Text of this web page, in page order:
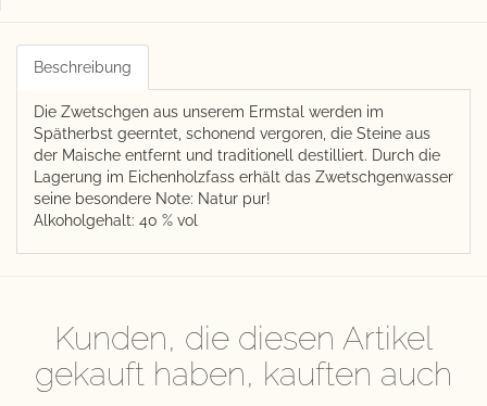
Beschreibung
Die Zwetschgen aus unserem Ermstal werden im
Spätherbst geerntet, schonend vergoren, die Steine aus
der Maische entfernt und traditionell destilliert. Durch die
Lagerung im Eichenholzfass erhält das Zwetschgenwasser
seine besondere Note: Natur pur!
Alkoholgehalt: 40 % vol
Kunden, die diesen Artikel
gekauft haben, kauften auch